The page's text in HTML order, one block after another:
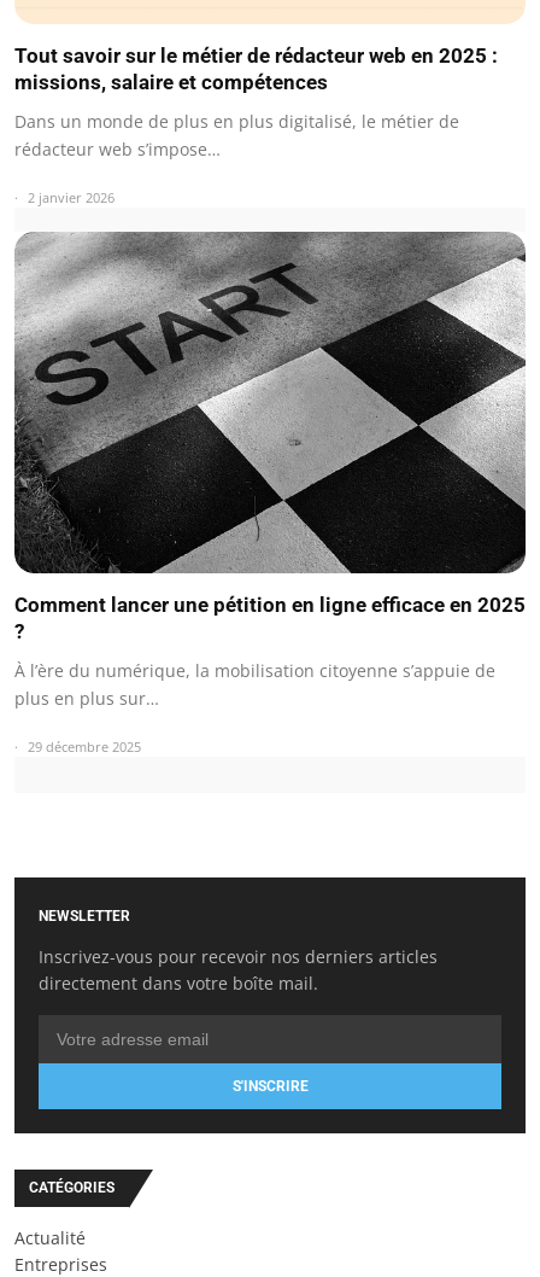
Tout savoir sur le métier de rédacteur web en 2025 :
missions, salaire et compétences
Dans un monde de plus en plus digitalisé, le métier de
rédacteur web s’impose…
2 janvier 2026
Comment lancer une pétition en ligne efficace en 2025
?
À l’ère du numérique, la mobilisation citoyenne s’appuie de
plus en plus sur…
29 décembre 2025
NEWSLETTER
Inscrivez-vous pour recevoir nos derniers articles
directement dans votre boîte mail.
S'INSCRIRE
CATÉGORIES
Actualité
Entreprises